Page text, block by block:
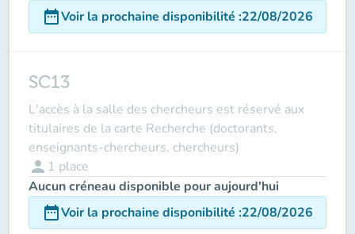
date_rangeVoir la prochaine disponibilité :22/08/2026
SC13
L'accès à la salle des chercheurs est réservé aux
titulaires de la carte Recherche (doctorants,
enseignants-chercheurs, chercheurs)
person 1 place
Aucun créneau disponible pour aujourd'hui
date_rangeVoir la prochaine disponibilité :22/08/2026